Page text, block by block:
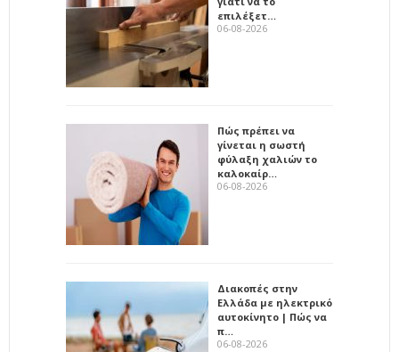
επιλέξετ…
06-08-2026
Πώς πρέπει να
γίνεται η σωστή
φύλαξη χαλιών το
καλοκαίρ…
06-08-2026
Διακοπές στην
Ελλάδα με ηλεκτρικό
αυτοκίνητο | Πώς να
π…
06-08-2026